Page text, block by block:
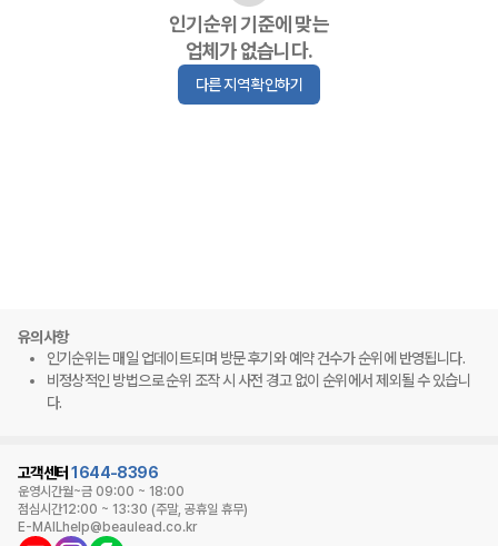
인기순위 기준에 맞는
업체가 없습니다.
다른 지역 확인하기
유의사항
인기순위는 매일 업데이트되며 방문 후기와 예약 건수가 순위에 반영됩니다.
비정상적인 방법으로 순위 조작 시 사전 경고 없이 순위에서 제외될 수 있습니
다.
고객센터 1644-8396
운영시간월~금 09:00 ~ 18:00
점심시간12:00 ~ 13:30 (주말, 공휴일 휴무)
E-MAILhelp@beaulead.co.kr